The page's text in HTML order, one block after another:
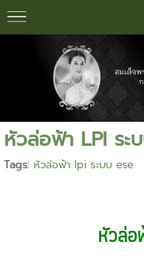
หัวล่อฟ้า LPI ระ
Tags: หัวล่อฟ้า lpi ระบบ ese
หัวล่อ